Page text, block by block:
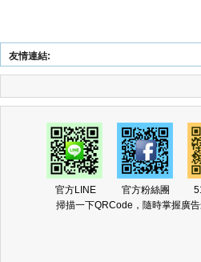
友情連結:
官方LINE 官方粉絲團
掃描一下QRCode，隨時掌握廣